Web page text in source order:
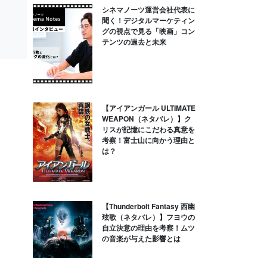
シネマノーツ運営会社代表に
聞く！デジタルマーケティン
グの視点で見る「映画」コン
テンツの過去と未来
【アイアンガール ULTIMATE
WEAPON（ネタバレ）】ク
リスが記憶にこだわる真意を
考察！富士山に向かう理由と
は？
【Thunderbolt Fantasy 西幽
玹歌（ネタバレ）】フヨウの
自立決意の理由を考察！ムツ
の音楽が与えた影響とは